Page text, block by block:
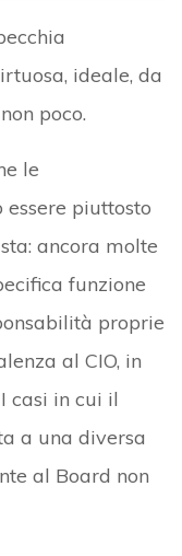
ideale, da
poco.
le
piuttosto
ancora molte
funzione
proprie
al CIO, in
casi in cui il
a una diversa
al Board non